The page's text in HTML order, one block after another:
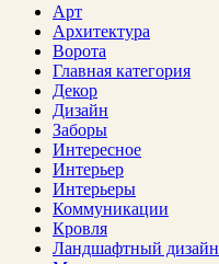
Арт
Архитектура
Ворота
Главная категория
Декор
Дизайн
Заборы
Интересное
Интерьер
Интерьеры
Коммуникации
Кровля
Ландшафтный дизайн